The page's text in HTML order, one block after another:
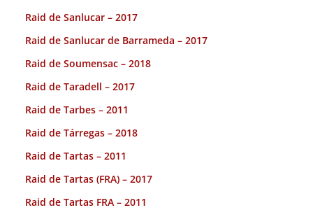
Raid de Sanlucar – 2017
Raid de Sanlucar de Barrameda – 2017
Raid de Soumensac – 2018
Raid de Taradell – 2017
Raid de Tarbes – 2011
Raid de Tárregas – 2018
Raid de Tartas – 2011
Raid de Tartas (FRA) – 2017
Raid de Tartas FRA – 2011